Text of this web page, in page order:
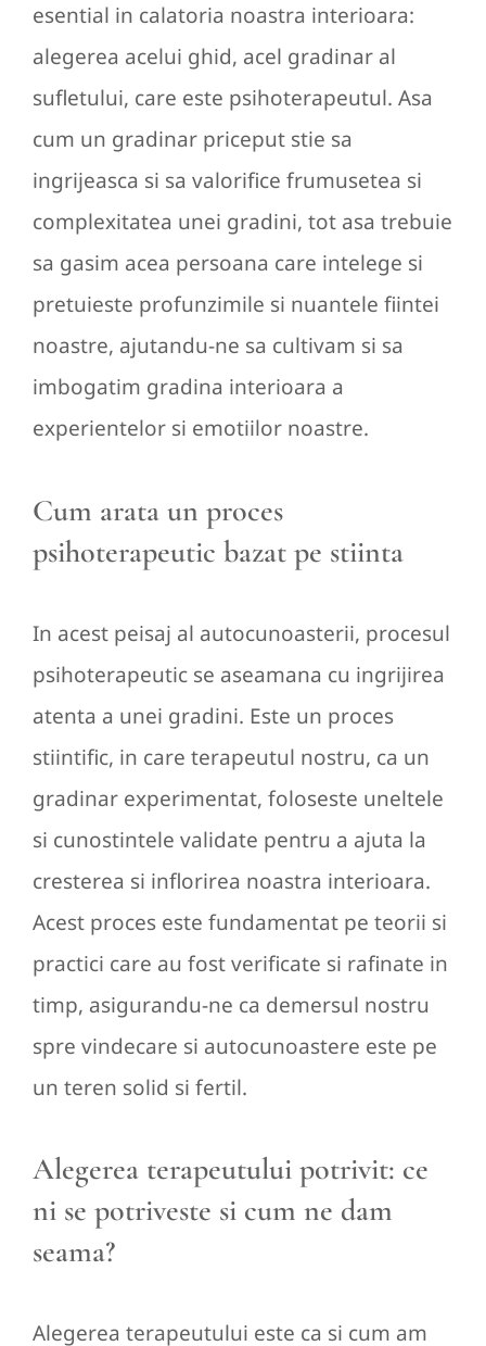
esential in calatoria noastra interioara:
alegerea acelui ghid, acel gradinar al
sufletului, care este psihoterapeutul. Asa
cum un gradinar priceput stie sa
ingrijeasca si sa valorifice frumusetea si
complexitatea unei gradini, tot asa trebuie
sa gasim acea persoana care intelege si
pretuieste profunzimile si nuantele fiintei
noastre, ajutandu-ne sa cultivam si sa
imbogatim gradina interioara a
experientelor si emotiilor noastre.
Cum arata un proces
psihoterapeutic bazat pe stiinta
In acest peisaj al autocunoasterii, procesul
psihoterapeutic se aseamana cu ingrijirea
atenta a unei gradini. Este un proces
stiintific, in care terapeutul nostru, ca un
gradinar experimentat, foloseste uneltele
si cunostintele validate pentru a ajuta la
cresterea si inflorirea noastra interioara.
Acest proces este fundamentat pe teorii si
practici care au fost verificate si rafinate in
timp, asigurandu-ne ca demersul nostru
spre vindecare si autocunoastere este pe
un teren solid si fertil.
Alegerea terapeutului potrivit: ce
ni se potriveste si cum ne dam
seama?
Alegerea terapeutului este ca si cum am